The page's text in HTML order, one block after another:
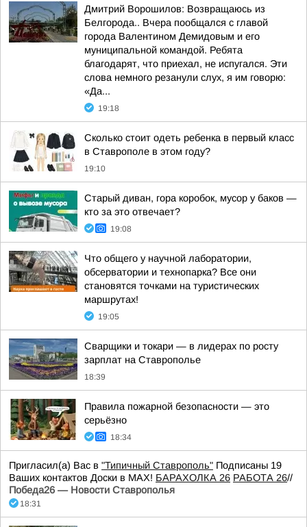
Дмитрий Ворошилов: Возвращаюсь из
Белгорода.. Вчера пообщался с главой
города Валентином Демидовым и его
муниципальной командой. Ребята
благодарят, что приехал, не испугался. Эти
слова немного резанули слух, я им говорю:
«Да...
19:18
Сколько стоит одеть ребенка в первый класс
в Ставрополе в этом году?
19:10
Старый диван, гора коробок, мусор у баков —
кто за это отвечает?
19:08
Что общего у научной лаборатории,
обсерватории и технопарка? Все они
становятся точками на туристических
маршрутах!
19:05
Сварщики и токари — в лидерах по росту
зарплат на Ставрополье
18:39
Правила пожарной безопасности — это
серьёзно
18:34
Пригласил(а) Вас в "Типичный Ставрополь" Подписаны 19
Ваших контактов Доски в МАХ! БАРАХОЛКА 26 РАБОТА 26//
Победа26 — Новости Ставрополья
18:31